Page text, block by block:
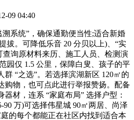
09 04:40
系统”，确保通勤便当性;适合新婚
拔。可降低乐音 20 分贝以上)、“实
查询原材料来历、施工人员、检测演
园仅 1.5 公里，保障白叟、孩子的平
“之选”。若选择滨湖新区 120㎡的
购物，也可点此进行举报赞扬。配备
材，连系 “家庭布局” 选择户型：
90 万)可选择伟星城 90㎡两居、尚泽
的每个都能正在社区内找到适合本